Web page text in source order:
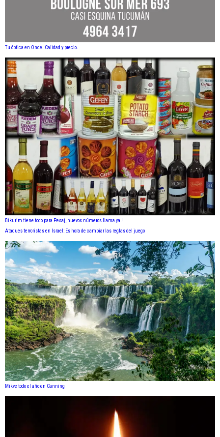
Tu óptica en Once. Calidad y precio.
Bikurim tiene todo para Pesaj, nuevos números llama ya !
Ataques terroristas en Israel: Es hora de cambiar las reglas del juego
Mikve todo el año en Canning